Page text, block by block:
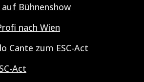
auf Bühnenshow
nach Wien
Cante zum ESC-Act
Act